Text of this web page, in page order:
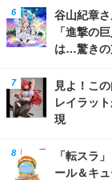
谷山紀章
「進撃の
は…驚きの
見よ！こ
レイラッ
現
「転スラ
ール＆キ